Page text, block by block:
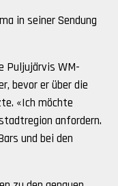
in seiner Sendung
Puljujärvis WM-
bevor er über die
«Ich möchte
anfordern.
und bei den